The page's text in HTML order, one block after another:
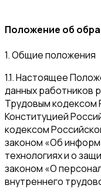
Положение об
1. Общие положения
1.1. Настоящее
данных работников
Трудовым кодексом
Конституцией
кодексом
законом «Об
технологиях и о
законом «О
внутреннего